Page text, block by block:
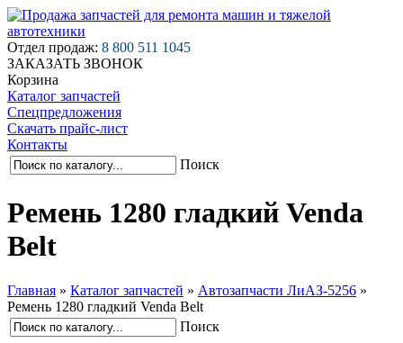
Отдел продаж: 8 800 511 1045
ЗАКАЗАТЬ ЗВОНОК
Корзина
Каталог запчастей
Спецпредложения
Скачать прайс-лист
Контакты
Поиск
Ремень 1280 гладкий Venda
Belt
Главная » Каталог запчастей » Автозапчасти ЛиАЗ-5256 »
Ремень 1280 гладкий Venda Belt
Поиск